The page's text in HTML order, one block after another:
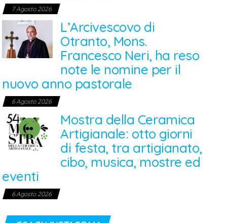
7 Agosto 2026
L’Arcivescovo di
Otranto, Mons.
Francesco Neri, ha reso
note le nomine per il
nuovo anno pastorale
6 Agosto 2026
Mostra della Ceramica
Artigianale: otto giorni
di festa, tra artigianato,
cibo, musica, mostre ed
eventi
6 Agosto 2026